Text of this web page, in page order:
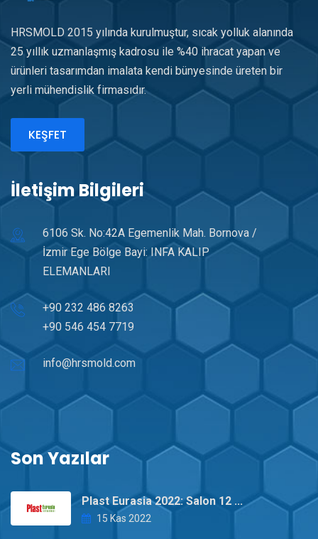
HRSMOLD 2015 yılında kurulmuştur, sıcak yolluk alanında
25 yıllık uzmanlaşmış kadrosu ile %40 ihracat yapan ve
ürünleri tasarımdan imalata kendi bünyesinde üreten bir
yerli mühendislik firmasıdır.
KEŞFET
İletişim Bilgileri
6106 Sk. No:42A Egemenlik Mah. Bornova /
İzmir Ege Bölge Bayi: INFA KALIP
ELEMANLARI
+90 232 486 8263
+90 546 454 7719
info@hrsmold.com
Son Yazılar
Plast Eurasia 2022: Salon 12 ...
15 Kas 2022